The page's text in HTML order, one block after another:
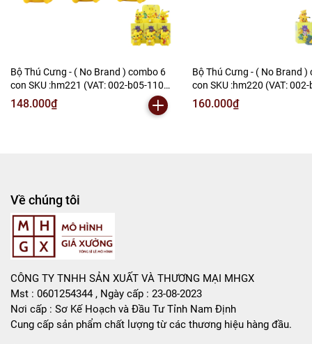
Bộ Thú Cưng - ( No Brand ) combo 6
con SKU :hm221 (VAT: 002-b05-110)
- N2-C1-S16
148.000₫
Bộ Thú Cưng - ( No Brand )
con SKU :hm220 (VAT:
- N2-B2-S12
160.000₫
Về chúng tôi
CÔNG TY TNHH SẢN XUẤT VÀ THƯƠNG MẠI MHGX
Mst : 0601254344 , Ngày cấp : 23-08-2023
Nơi cấp : Sơ Kế Hoạch và Đầu Tư Tỉnh Nam Định
Cung cấp sản phẩm chất lượng từ các thương hiệu hàng đầu.